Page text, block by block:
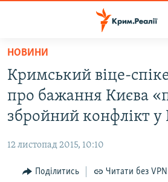
Перейти
основного
матеріалу
Перейти
до
основної
Перейти
ВОДА.КРИМ
ВІДЕО ТА ФОТО
БЛОГИ
ПОГЛЯД
НОВИНИ
Кримський віце-
про бажання Києва
збройний конфлікт
12 листопад 2015, 10:10
Поділитись Читати без VPN